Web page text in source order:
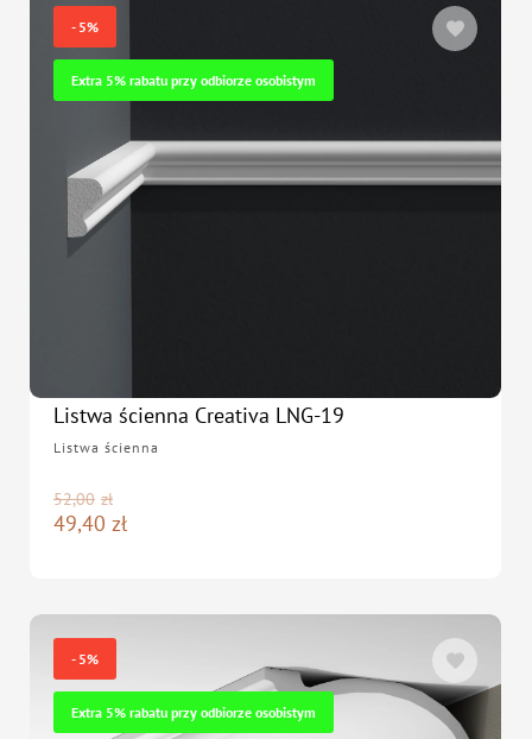
- 5%
Extra 5% rabatu przy odbiorze osobistym
Listwa ścienna Creativa LNG-19
Listwa ścienna
zł
52,00
zł
49,40
- 5%
Extra 5% rabatu przy odbiorze osobistym